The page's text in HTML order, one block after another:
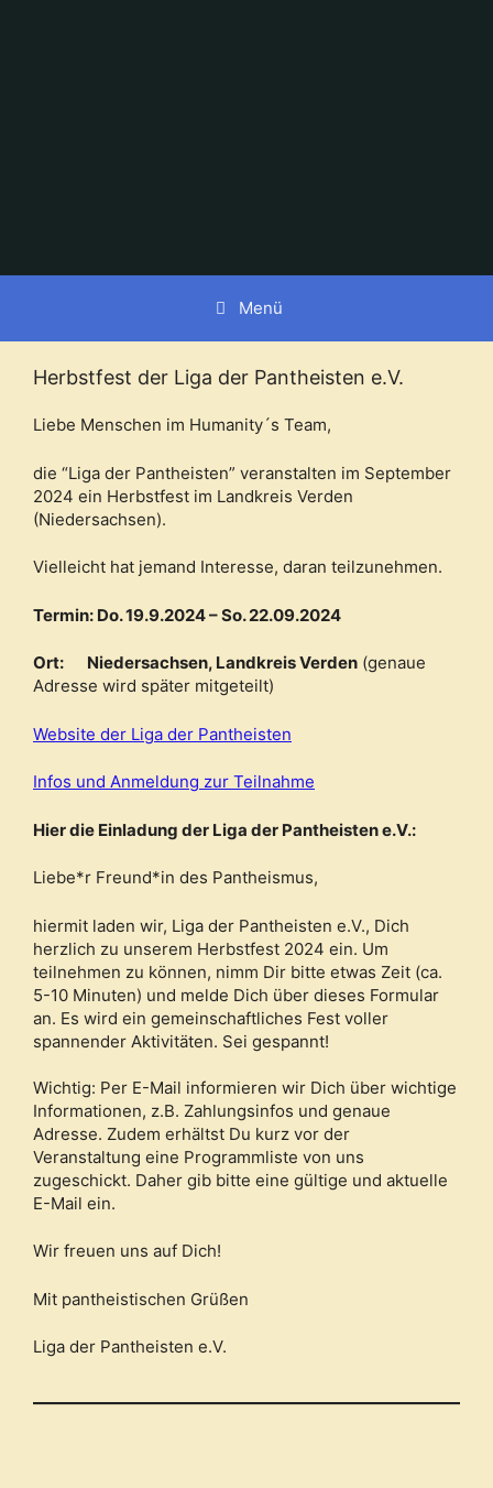
Menü
Herbstfest der Liga der Pantheisten e.V.
Liebe Menschen im Humanity´s Team,
die “Liga der Pantheisten” veranstalten im September
2024 ein Herbstfest im Landkreis Verden
(Niedersachsen).
Vielleicht hat jemand Interesse, daran teilzunehmen.
Termin: Do. 19.9.2024 – So. 22.09.2024
Ort: Niedersachsen, Landkreis Verden (genaue
Adresse wird später mitgeteilt)
Website der Liga der Pantheisten
Infos und Anmeldung zur Teilnahme
Hier die Einladung der Liga der Pantheisten e.V.:
Liebe*r Freund*in des Pantheismus,
hiermit laden wir, Liga der Pantheisten e.V., Dich
herzlich zu unserem Herbstfest 2024 ein. Um
teilnehmen zu können, nimm Dir bitte etwas Zeit (ca.
5-10 Minuten) und melde Dich über dieses Formular
an. Es wird ein gemeinschaftliches Fest voller
spannender Aktivitäten. Sei gespannt!
Wichtig: Per E-Mail informieren wir Dich über wichtige
Informationen, z.B. Zahlungsinfos und genaue
Adresse. Zudem erhältst Du kurz vor der
Veranstaltung eine Programmliste von uns
zugeschickt. Daher gib bitte eine gültige und aktuelle
E-Mail ein.
Wir freuen uns auf Dich!
Mit pantheistischen Grüßen
Liga der Pantheisten e.V.